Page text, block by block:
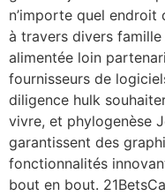
n’importe quel
à travers divers
alimentée loin
fournisseurs de
diligence hulk
vivre, et phylogenèse
garantissent des
fonctionnalités
bout en bout.